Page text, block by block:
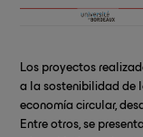
Los proyectos
a la sostenibilidad de
economía circular,
Entre otros, se